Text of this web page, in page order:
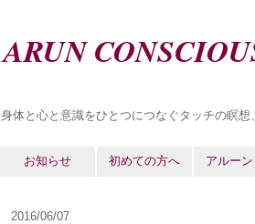
ARUN
身体と心と意識をひとつにつなぐタッチの瞑想
お知らせ 初めての方へ アルー
2016/06/07